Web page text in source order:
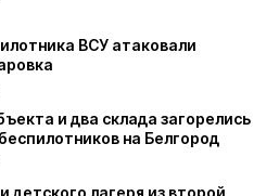
ВСУ атаковали
и два склада загорелись
на Белгород
детского лагеря из второй